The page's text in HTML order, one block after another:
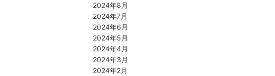
2024年8月
2024年7月
2024年6月
2024年5月
2024年4月
2024年3月
2024年2月